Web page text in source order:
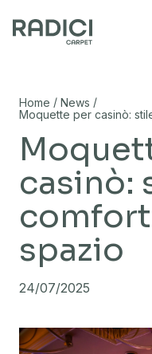
Home / News /
Moquette per casinò:
casinò:
spazio
24/07/2025